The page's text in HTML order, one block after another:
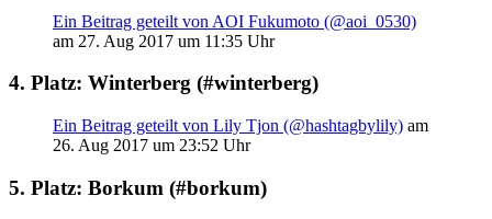
Ein Beitrag geteilt von AOI Fukumoto (@aoi_0530)
am 27. Aug 2017 um 11:35 Uhr
4. Platz: Winterberg (#winterberg)
Ein Beitrag geteilt von Lily Tjon (@hashtagbylily) am
26. Aug 2017 um 23:52 Uhr
5. Platz: Borkum (#borkum)